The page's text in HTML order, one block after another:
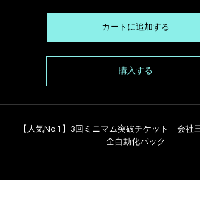
カートに追加する
購入する
【人気No.1】3回ミニマム突破チケット 会社
全自動化パック